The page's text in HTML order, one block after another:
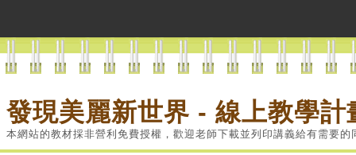
發現美麗新世界 - 線上教學計
本網站的教材採非營利免費授權，歡迎老師下載並列印講義給有需要的